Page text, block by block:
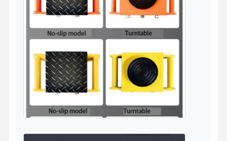
Zupacken
Ausrüstung des Motors und der Bremse
Hissen
Transportausrüstung
Aufzugsgeräte